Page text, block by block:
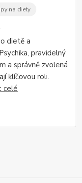
na diety
dietě a
pravidelný
a správně zvolená
klíčovou roli.
celé